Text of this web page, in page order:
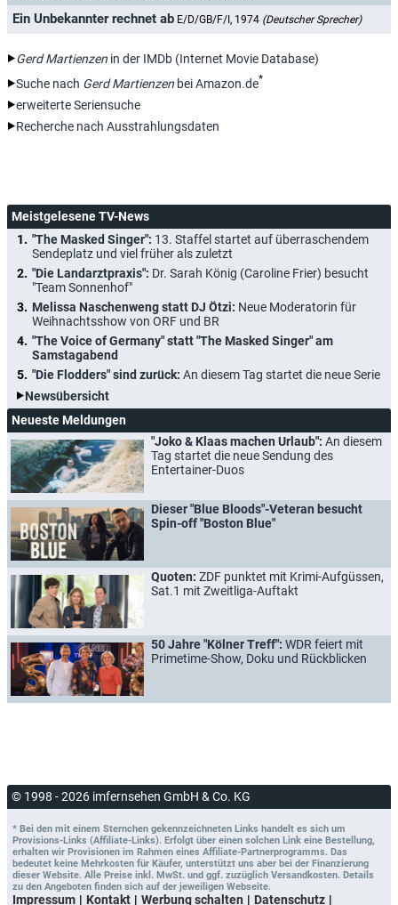
Ein Unbekannter rechnet ab E/D/GB/F/I, 1974 (Deutscher Sprecher)
Gerd Martienzen in der IMDb (Internet Movie Database)
Suche nach Gerd Martienzen bei Amazon.de*
erweiterte Seriensuche
Recherche nach Ausstrahlungsdaten
Meistgelesene TV-News
"The Masked Singer": 13. Staffel startet auf überraschendem
Sendeplatz und viel früher als zuletzt
"Die Landarztpraxis": Dr. Sarah König (Caroline Frier) besucht
"Team Sonnenhof"
Melissa Naschenweng statt DJ Ötzi: Neue Moderatorin für
Weihnachtsshow von ORF und BR
"The Voice of Germany" statt "The Masked Singer" am
Samstagabend
"Die Flodders" sind zurück: An diesem Tag startet die neue Serie
Newsübersicht
Neueste Meldungen
"Joko & Klaas machen Urlaub": An diesem
Tag startet die neue Sendung des
Entertainer-Duos
Dieser "Blue Bloods"-Veteran besucht
Spin-off "Boston Blue"
Quoten: ZDF punktet mit Krimi-Aufgüssen,
Sat.1 mit Zweitliga-Auftakt
50 Jahre "Kölner Treff": WDR feiert mit
Primetime-Show, Doku und Rückblicken
© 1998 - 2026 imfernsehen GmbH & Co. KG
* Bei den mit einem Sternchen gekennzeichneten Links handelt es sich um
Provisions-Links (Affiliate-Links). Erfolgt über einen solchen Link eine Bestellung,
erhalten wir Provisionen im Rahmen eines Affiliate-Partnerprogramms. Das
bedeutet keine Mehrkosten für Käufer, unterstützt uns aber bei der Finanzierung
dieser Website. Alle Preise inkl. MwSt. und ggf. zuzüglich Versandkosten. Details
zu den Angeboten finden sich auf der jeweiligen Webseite.
Impressum Kontakt Werbung schalten Datenschutz